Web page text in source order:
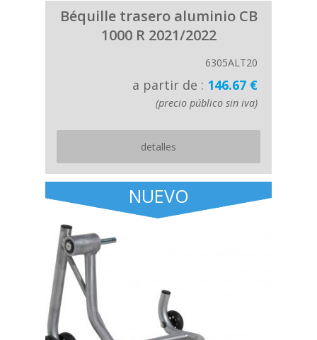
Béquille trasero aluminio CB
1000 R 2021/2022
6305ALT20
a partir de : 146.67 €
(precio público sin iva)
detalles
NUEVO